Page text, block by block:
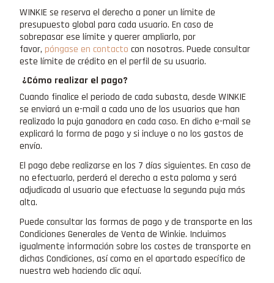
WINKIE se reserva el derecho a poner un límite de
presupuesto global para cada usuario. En caso de
sobrepasar ese límite y querer ampliarlo, por
favor, póngase en contacto con nosotros. Puede consultar
este límite de crédito en el perfil de su usuario.
¿Cómo realizar el pago?
Cuando finalice el periodo de cada subasta, desde WINKIE
se enviará un e-mail a cada uno de los usuarios que han
realizado la puja ganadora en cada caso. En dicho e-mail se
explicará la forma de pago y si incluye o no los gastos de
envío.
El pago debe realizarse en los 7 días siguientes. En caso de
no efectuarlo, perderá el derecho a esta paloma y será
adjudicada al usuario que efectuase la segunda puja más
alta.
Puede consultar las formas de pago y de transporte en las
Condiciones Generales de Venta de Winkie. Incluimos
igualmente información sobre los costes de transporte en
dichas Condiciones, así como en el apartado específico de
nuestra web haciendo clic aquí.